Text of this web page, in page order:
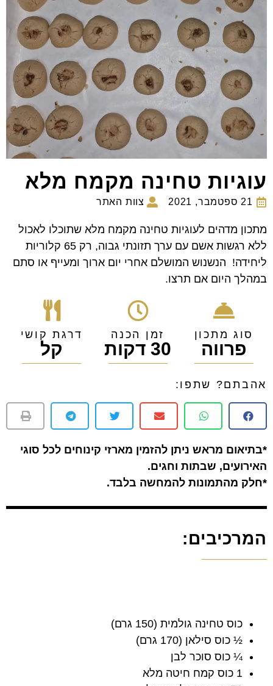
עוגיות טחינה מקמח מלא
21 ספטמבר, 2021 צוות האתר
מתכון מדהים לעוגיות טחינה מקמח מלא שתוכלו לאכול
ללא רגשות אשם עם ערך תזונתי גבוה, רק 65 קלוריות
ליחידה! הנשנוש המושלם אחרי יום ארוך ומעייף או סתם
במהלך היום אם תרצו.
סוג מתכון
פרווה
זמן הכנה
30 דקות
דרגת קושי
קל
אהבתם? שתפו:
*בתיאום מראש ניתן להזמין מארזי קינוחים לכל סוגי
האירועים, שבתות וחגים.
*חלק מהתמונות להמחשה בלבד.
המרכיבים:
כוס טחינה גולמית (150 גרם)
½ כוס סילאן (170 גרם)
¼ כוס סוכר לבן
1 כוס קמח חיטה מלא